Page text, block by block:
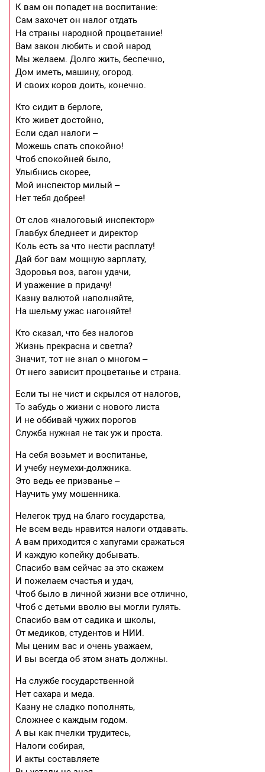
К вам он попадет на воспитание:
Сам захочет он налог отдать
На страны народной процветание!
Вам закон любить и свой народ
Мы желаем. Долго жить, беспечно,
Дом иметь, машину, огород.
И своих коров доить, конечно.
Кто сидит в берлоге,
Кто живет достойно,
Если сдал налоги –
Можешь спать спокойно!
Чтоб спокойней было,
Улыбнись скорее,
Мой инспектор милый –
Нет тебя добрее!
От слов «налоговый инспектор»
Главбух бледнеет и директор
Коль есть за что нести расплату!
Дай бог вам мощную зарплату,
Здоровья воз, вагон удачи,
И уважение в придачу!
Казну валютой наполняйте,
На шельму ужас нагоняйте!
Кто сказал, что без налогов
Жизнь прекрасна и светла?
Значит, тот не знал о многом –
От него зависит процветанье и страна.
Если ты не чист и скрылся от налогов,
То забудь о жизни с нового листа
И не оббивай чужих порогов
Служба нужная не так уж и проста.
На себя возьмет и воспитанье,
И учебу неумехи-должника.
Это ведь ее призванье –
Научить уму мошенника.
Нелегок труд на благо государства,
Не всем ведь нравится налоги отдавать.
А вам приходится с хапугами сражаться
И каждую копейку добывать.
Спасибо вам сейчас за это скажем
И пожелаем счастья и удач,
Чтоб было в личной жизни все отлично,
Чтоб с детьми вволю вы могли гулять.
Спасибо вам от садика и школы,
От медиков, студентов и НИИ.
Мы ценим вас и очень уважаем,
И вы всегда об этом знать должны.
На службе государственной
Нет сахара и меда.
Казну не сладко пополнять,
Сложнее с каждым годом.
А вы как пчелки трудитесь,
Налоги собирая,
И акты составляете